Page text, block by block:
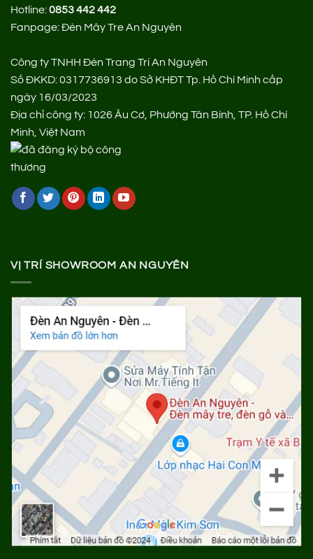
Hotline:0853 442 442
Fanpage:Đèn Mây Tre An Nguyên
Công ty TNHH Đèn Trang Trí An Nguyên
Số ĐKKD: 0317736913 do Sở KHĐT Tp. Hồ Chí Minh cấp
ngày 16/03/2023
Địa chỉ công ty: 1026 Âu Cơ, Phường Tân Bình, TP. Hồ Chí
Minh, Việt Nam
VỊ TRÍ SHOWROOM AN NGUYÊN